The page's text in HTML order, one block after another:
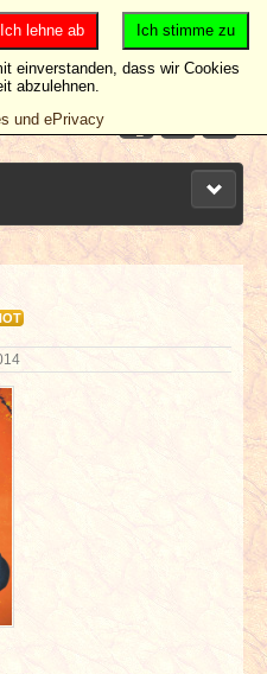
Ich stimme zu
Ich lehne ab
einverstanden, dass wir Cookies
abzulehnen.
und ePrivacy